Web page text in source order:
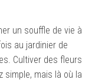
un souffle de vie à
au jardinier de
Cultiver des fleurs
simple, mais là où la